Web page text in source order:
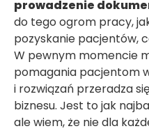
prowadzenie
do tego ogrom pracy,
pozyskanie pacjentów,
W pewnym momencie
pomagania pacjentom
i rozwiązań przeradza
biznesu. Jest to jak
ale wiem, że nie dla